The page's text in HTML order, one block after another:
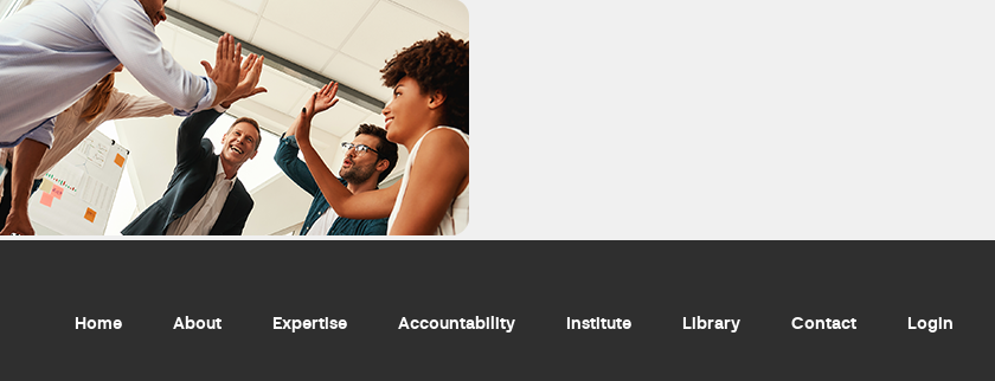
Home About Expertise Accountability Institute Library Contact Login